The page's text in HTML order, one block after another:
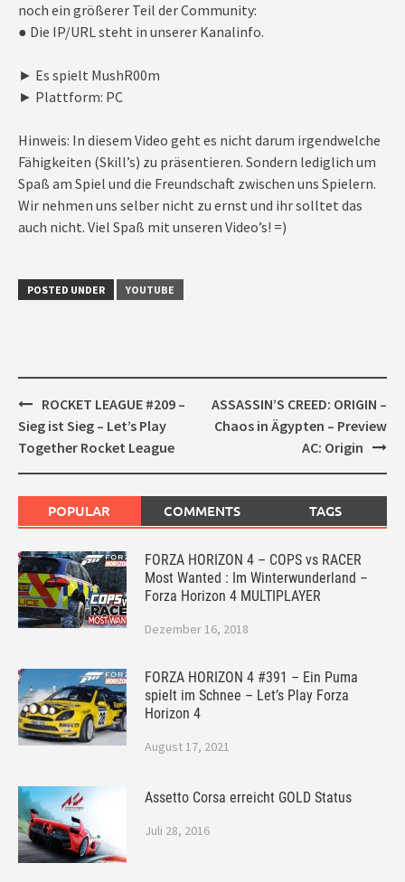
noch ein größerer Teil der Community:
● Die IP/URL steht in unserer Kanalinfo.
► Es spielt MushR00m
► Plattform: PC
Hinweis: In diesem Video geht es nicht darum irgendwelche
Fähigkeiten (Skill’s) zu präsentieren. Sondern lediglich um
Spaß am Spiel und die Freundschaft zwischen uns Spielern.
Wir nehmen uns selber nicht zu ernst und ihr solltet das
auch nicht. Viel Spaß mit unseren Video’s! =)
POSTED UNDER YOUTUBE
Post
navigation
ROCKET LEAGUE #209 –
Sieg ist Sieg – Let’s Play
Together Rocket League
ASSASSIN’S CREED: ORIGIN –
Chaos in Ägypten – Preview
AC: Origin
POPULAR COMMENTS TAGS
FORZA HORIZON 4 – COPS vs RACER
Most Wanted : Im Winterwunderland –
Forza Horizon 4 MULTIPLAYER
Dezember 16, 2018
FORZA HORIZON 4 #391 – Ein Puma
spielt im Schnee – Let’s Play Forza
Horizon 4
August 17, 2021
Assetto Corsa erreicht GOLD Status
Juli 28, 2016